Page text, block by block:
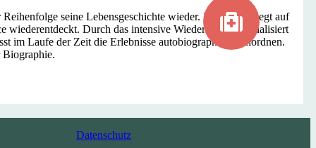
seine Lebensgeschichte wieder. Der Fokus liegt auf
wiederentdeckt. Durch das intensive Wiedererleben aktualisiert
im Laufe der Zeit die Erlebnisse autobiographisch einordnen.
Biographie.
Datenschutz